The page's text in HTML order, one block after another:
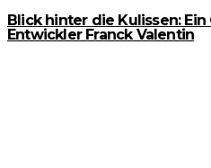
Blick hinter die Kulissen:
Entwickler Franck Valentin